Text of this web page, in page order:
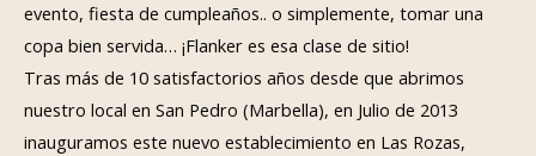
evento, fiesta de cumpleaños.. o simplemente, tomar una
copa bien servida… ¡Flanker es esa clase de sitio!
Tras más de 10 satisfactorios años desde que abrimos
nuestro local en San Pedro (Marbella), en Julio de 2013
inauguramos este nuevo establecimiento en Las Rozas,